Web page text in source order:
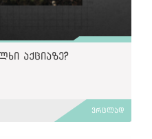
აქციაზე?
ვრცლად